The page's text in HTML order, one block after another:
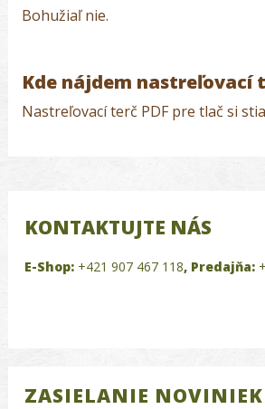
Bohužiaľ nie.
Kde nájdem nastreľovací
Nastreľovací terč PDF pre tlač si
KONTAKTUJTE NÁS
E-Shop: +421 907 467 118, Predajňa:
ZASIELANIE NOVINIEK